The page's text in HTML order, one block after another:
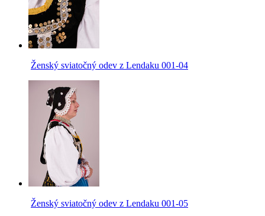
Ženský sviatočný odev z Lendaku 001-04
Ženský sviatočný odev z Lendaku 001-05